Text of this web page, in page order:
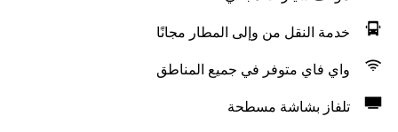
خدمة النقل من وإلى المطار مجانًا
واي فاي متوفر في جميع المناطق
تلفاز بشاشة مسطحة